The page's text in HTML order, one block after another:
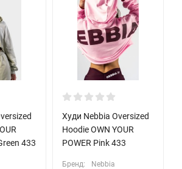
433
Худи Nebbia Oversized
Hoodie OWN YOUR
POWER Pink 433
Бренд: Nebbia